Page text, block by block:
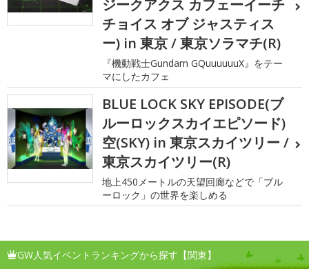
ジークアクス カフェーイーチ
チョイス オブ ジャスティス
ー) in 東京 / 東京ソラマチ(R)
『機動戦士Gundam GQuuuuuuX』をテー
マにしたカフェ
BLUE LOCK SKY EPISODE(ブ
ルーロックスカイエピソード)
空(SKY) in 東京スカイツリー /
東京スカイツリー(R)
地上450メートルの天望回廊などで「ブル
ーロック」の世界を楽しめる
GW人気イベントランキングから探す【関東】